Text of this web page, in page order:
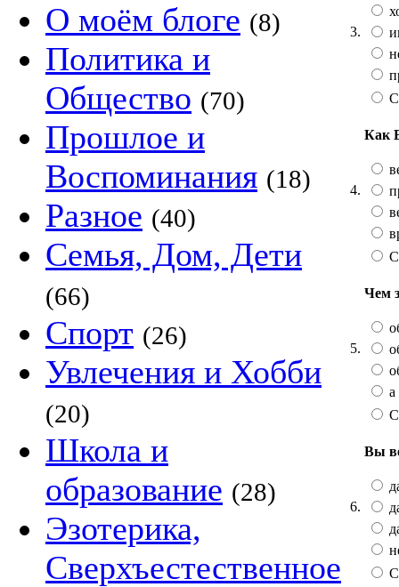
О моём блоге (8)
Политика и
Общество (70)
Прошлое и
Воспоминания (18)
Разное (40)
Семья, Дом, Дети
(66)
Спорт (26)
Увлечения и Хобби
(20)
Школа и
образование (28)
Эзотерика,
Сверхъестественное
3.
4.
Как
5.
Чем
а
6.
Вы